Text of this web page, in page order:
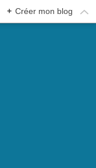
+ Créer mon blog